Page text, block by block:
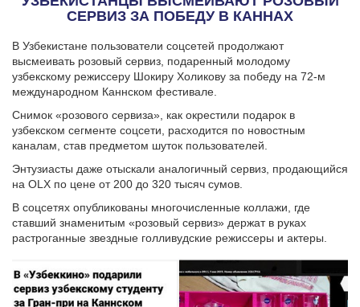
СЕРВИЗ ЗА ПОБЕДУ В КАННАХ
В Узбекистане пользователи соцсетей продолжают
высмеивать розовый сервиз, подаренный молодому
узбекскому режиссеру Шокиру Холикову за победу на 72-м
международном Каннском фестивале.
Снимок «розового сервиза», как окрестили подарок в
узбекском сегменте соцсети, расходится по новостным
каналам, став предметом шуток пользователей.
Энтузиасты даже отыскали аналогичный сервиз, продающийся
на OLX по цене от 200 до 320 тысяч сумов.
В соцсетях опубликованы многочисленные коллажи, где
ставший знаменитым «розовый сервиз» держат в руках
растроганные звездные голливудские режиссеры и актеры.